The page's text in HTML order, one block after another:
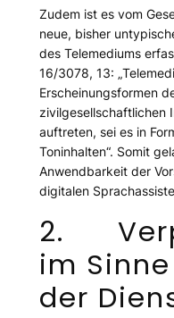
Zudem ist es vom
neue, bisher
des Telemediums
16/3078, 13: „
Erscheinungsformen
zivilgesellschaftlichen
auftreten, sei es in
Toninhalten“. Somit
Anwendbarkeit der
digitalen
2.
im
der